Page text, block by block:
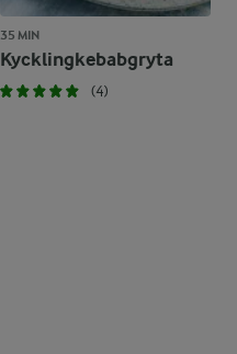
35 MIN
Kycklingkebabgryta
(4)